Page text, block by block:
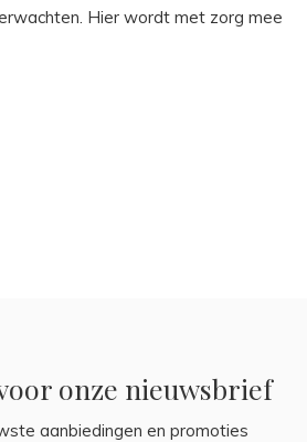
Hier wordt met zorg mee
onze nieuwsbrief
aanbiedingen en promoties